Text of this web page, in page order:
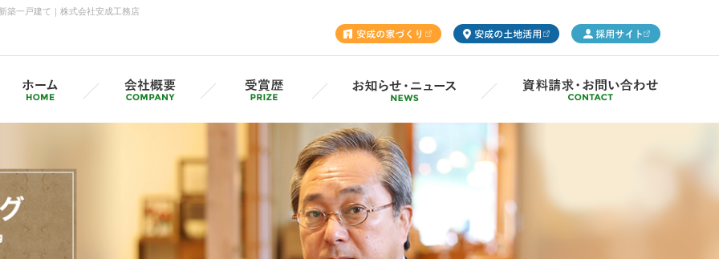
築一戸建て｜株式会社安成工務店
安成工務店・各支店 グループ概要
SDGsの取り組み
採用情報（採用サイトへ）